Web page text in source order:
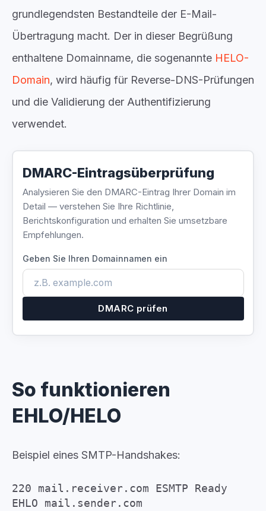
grundlegendsten Bestandteile der E-Mail-
Übertragung macht. Der in dieser Begrüßung
enthaltene Domainname, die sogenannte HELO-
Domain, wird häufig für Reverse-DNS-Prüfungen
und die Validierung der Authentifizierung
verwendet.
DMARC-Eintragsüberprüfung
Analysieren Sie den DMARC-Eintrag Ihrer Domain im
Detail — verstehen Sie Ihre Richtlinie,
Berichtskonfiguration und erhalten Sie umsetzbare
Empfehlungen.
Geben Sie Ihren Domainnamen ein
DMARC prüfen
So funktionieren
EHLO/HELO
Beispiel eines SMTP-Handshakes:
220 mail.receiver.com ESMTP Ready
EHLO mail.sender.com